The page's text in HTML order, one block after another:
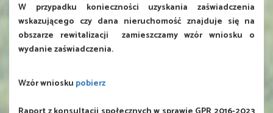
W przypadku konieczności uzyskania zaświadczenia
wskazującego czy dana nieruchomość znajduje się na
obszarze rewitalizacji zamieszczamy wzór wniosku o
wydanie zaświadczenia.
Wzór wniosku pobierz